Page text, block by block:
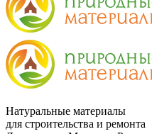
Натуральные материалы
для строительства и ремонта